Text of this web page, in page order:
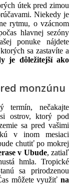
útek pred zimou
Niekedy je
rytmu, o vzácnom
hlavnej sezóny
ponuke nájdete
sa zastavíte a
je dôležitejší ako
monzúnu
termín, nečakajte
ostrov, ktorý pod
sa pred vašimi
v inom mesiaci
chutiť po mokrej
v Ubude, zatiaľ
hmla. Tropické
sa prirodzenou
môžete využiť na